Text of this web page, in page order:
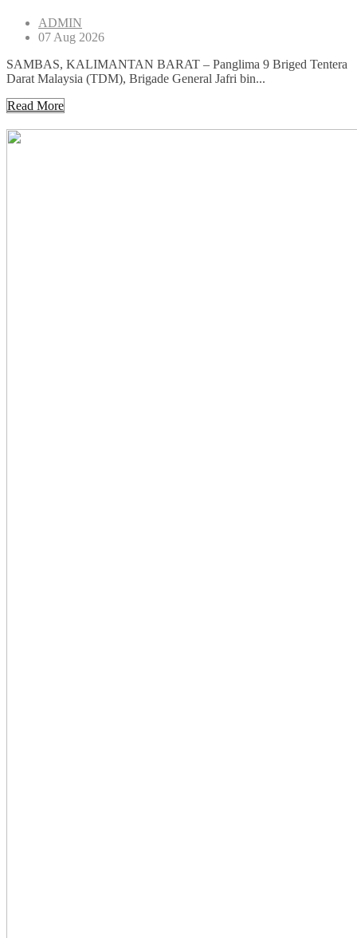
ADMIN
07 Aug 2026
SAMBAS, KALIMANTAN BARAT – Panglima 9 Briged Tentera
Darat Malaysia (TDM), Brigade General Jafri bin...
Read More